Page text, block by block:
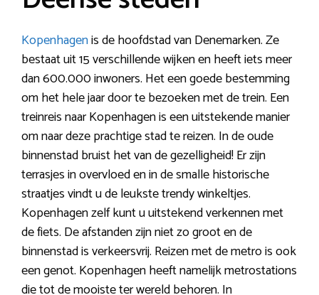
Kopenhagenis de hoofdstad van Denemarken. Ze
bestaat uit 15 verschillende wijken en heeft iets meer
dan 600.000 inwoners. Het een goede bestemming
om het hele jaar door te bezoeken met de trein. Een
treinreis naar Kopenhagen is een uitstekende manier
om naar deze prachtige stad te reizen. In de oude
binnenstad bruist het van de gezelligheid! Er zijn
terrasjes in overvloed en in de smalle historische
straatjes vindt u de leukste trendy winkeltjes.
Kopenhagen zelf kunt u uitstekend verkennen met
de fiets. De afstanden zijn niet zo groot en de
binnenstad is verkeersvrij. Reizen met de metro is ook
een genot. Kopenhagen heeft namelijk metrostations
die tot de mooiste ter wereld behoren. In